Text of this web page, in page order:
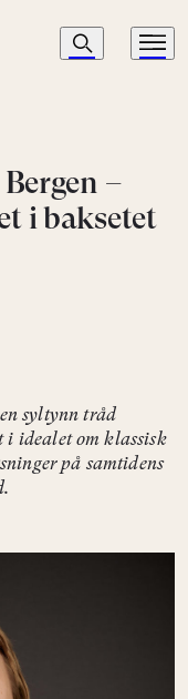
Navigasjon
Søk Meny
–
i baksetet
syltynn tråd
idealet om klassisk
på samtidens